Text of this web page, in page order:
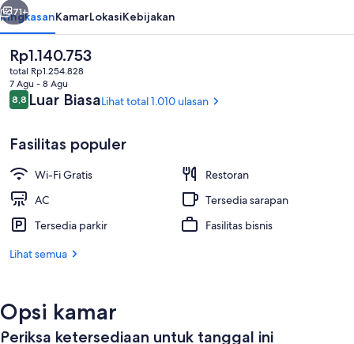
Bagian depan properti
71+
RingkasanKamarLokasiKebijakan
Harga
saat
ini
Rp1.140.753
Rp1.140.753
total Rp1.254.828
7 Agu - 8 Agu
Ulasan
8,88,8 dari 10
Luar BiasaLihat total 1.010 ulasan
Fasilitas populer
Wi-Fi Gratis
Restoran
AC
Tersedia sarapan
Tersedia parkir
Fasilitas bisnis
Lihat semua
Opsi kamar
Periksa ketersediaan untuk tanggal ini